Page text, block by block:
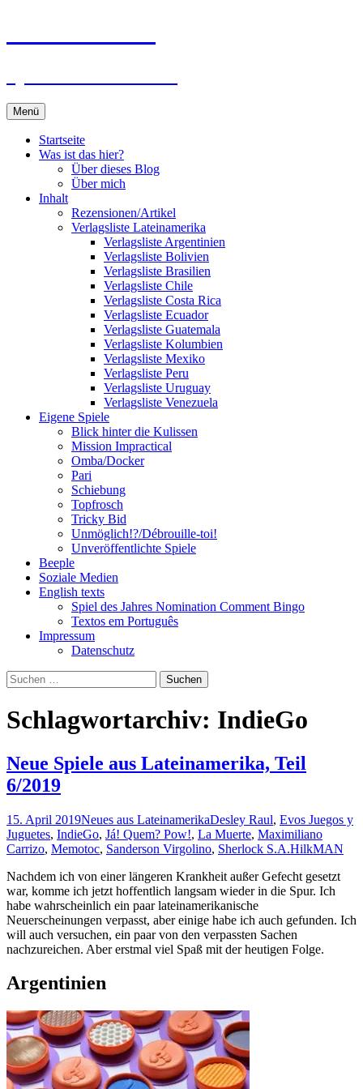
Menü
Startseite
Was ist das hier?
Über dieses Blog
Über mich
Inhalt
Rezensionen/Artikel
Verlagsliste Lateinamerika
Verlagsliste Argentinien
Verlagsliste Bolivien
Verlagsliste Brasilien
Verlagsliste Chile
Verlagsliste Costa Rica
Verlagsliste Ecuador
Verlagsliste Guatemala
Verlagsliste Kolumbien
Verlagsliste Mexiko
Verlagsliste Peru
Verlagsliste Uruguay
Verlagsliste Venezuela
Eigene Spiele
Blick hinter die Kulissen
Mission Impractical
Omba/Docker
Pari
Schiebung
Topfrosch
Tricky Bid
Unmöglich!?/Débrouille-toi!
Unveröffentlichte Spiele
Beeple
Soziale Medien
English texts
Spiel des Jahres Nomination Comment Bingo
Textos em Português
Impressum
Datenschutz
Suchen
nach:
Schlagwortarchiv: IndieGo
Neue Spiele aus Lateinamerika, Teil
6/2019
15. April 2019Neues aus LateinamerikaDesley Raul, Evos Juegos y
Juguetes, IndieGo, Já! Quem? Pow!, La Muerte, Maximiliano
Carrizo, Memotoc, Sanderson Virgolino, Sherlock S.A.HilkMAN
Nachdem ich von einer längeren Krankheit außer Gefecht gesetzt
war, komme ich jetzt hoffentlich langsam wieder in die Spur. Ich
habe wahrscheinlich ein paar lateinamerikanische
Neuerscheinungen verpasst, aber einige habe ich auch gefunden. Ich
will auch versuchen, ein paar von den verpassten Sachen
nachzureichen. Aber erstmal viel Spaß mit der heutigen Folge.
Argentinien